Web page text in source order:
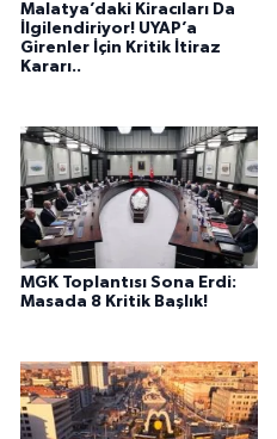
Malatya’daki Kiracıları Da
İlgilendiriyor! UYAP’a
Girenler İçin Kritik İtiraz
Kararı..
MGK Toplantısı Sona Erdi:
Masada 8 Kritik Başlık!